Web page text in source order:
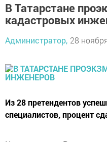
В Татарстане
кадастровых
Администратор, 28
Из 28 претендентов
специалистов, процент